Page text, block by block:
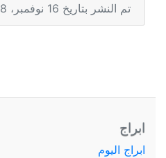
تم النشر بتاريخ 16 نوفمبر، 2018
ابراج
ابراج اليوم